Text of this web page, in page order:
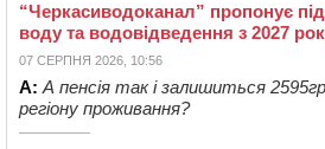
“Черкасиводоканал” пропонує
воду та водовідведення з 2027
07 СЕРПНЯ 2026, 10:56
А: А пенсія так і залишиться
регіону проживання?